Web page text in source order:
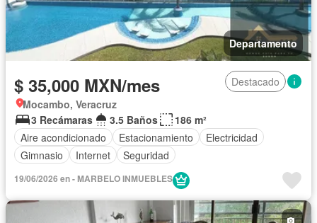
Departamento
$ 35,000 MXN/mes
Destacado
Mocambo, Veracruz
3 Recámaras
3.5 Baños
186 m²
Aire acondicionado
Estacionamiento
Electricidad
Gimnasio
Internet Seguridad
19/06/2026 en - MARBELO INMUEBLES